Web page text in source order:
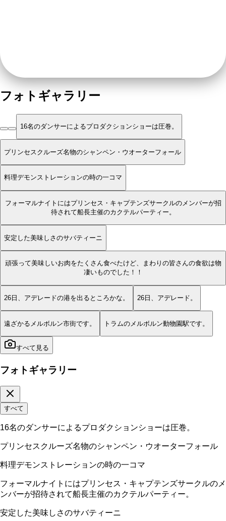
フォトギャラリー
16名のダンサーによるプロダクションショーは圧巻。
プリンセスクルーズ名物のシャンペン・ウオーターフォール
料理デモンストレーションの時の一コマ
フォーマルナイトにはプリンセス・キャプテンズサークルのメンバーが招
待されて船長主催のカクテルパーティー。
安定した美味しさのサバティーニ
頑張って美味しいお肉をたくさん食べたけど、まわりの皆さんの食欲は物
凄いものでした！！
26日、アデレードの港を出るところかな。 26日、アデレード。
遠ざかるメルボルン市街です。 トラムのメルボルン動物園駅です。
すべて見る
フォトギャラリー
すべて
16名のダンサーによるプロダクションショーは圧巻。
プリンセスクルーズ名物のシャンペン・ウオーターフォール
料理デモンストレーションの時の一コマ
フォーマルナイトにはプリンセス・キャプテンズサークルのメ
ンバーが招待されて船長主催のカクテルパーティー。
安定した美味しさのサバティーニ